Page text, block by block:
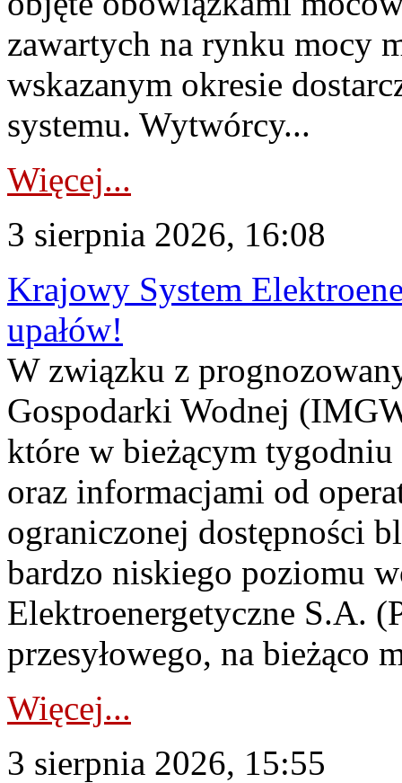
zawartych na rynku mocy
wskazanym okresie
systemu. Wytwórcy...
Więcej...
3 sierpnia 2026, 16:08
Krajowy System
upałów!
W związku z
Gospodarki Wodnej
które w bieżącym tygodniu
oraz informacjami od
ograniczonej dostępności
bardzo niskiego poziomu
Elektroenergetyczne S.A.
przesyłowego, na bieżąco
Więcej...
3 sierpnia 2026, 15:55